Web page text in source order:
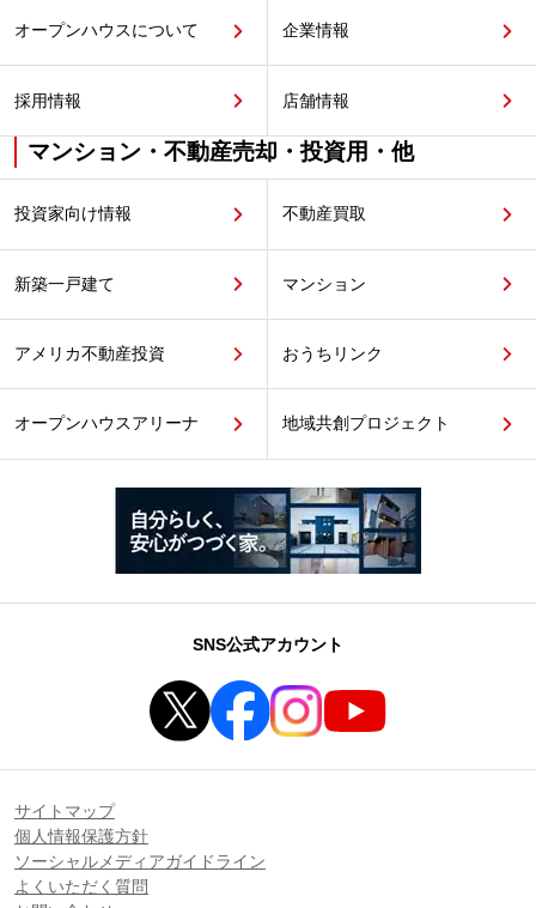
オープンハウスについて 企業情報
採用情報 店舗情報
マンション・不動産売却・投資用・他
投資家向け情報 不動産買取
新築一戸建て マンション
アメリカ不動産投資 おうちリンク
オープンハウスアリーナ 地域共創プロジェクト
SNS公式アカウント
サイトマップ
個人情報保護方針
ソーシャルメディアガイドライン
よくいただく質問